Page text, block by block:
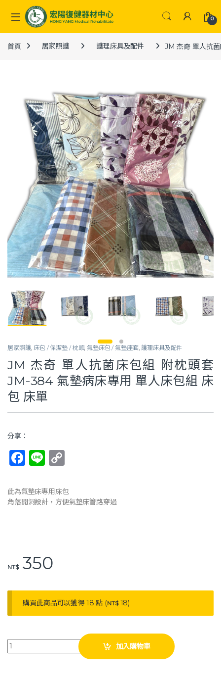
Skip to navigation
Skip to content
0
首頁 居家照護 護理床具及配件 JM 杰奇 單人抗
居家照護,床包 / 保潔墊 / 枕頭,氣墊床包 / 氣墊座套, 護理床具及配件
JM 杰奇 單人抗菌床包組 附枕頭套
JM-384 氣墊病床專用 單人床包組 床
包 床單
分享：
F
c
e
o
k
Li
e p
y
此為氣墊床專用床包
角落開洞設計，方便氣墊床管路穿過
NT$350
購買此商品可以獲得 18 點 (NT$18)
JM 杰奇 單人抗菌床包組 附枕頭套 JM-384 氣墊病床專用 單人床包
加入購物車